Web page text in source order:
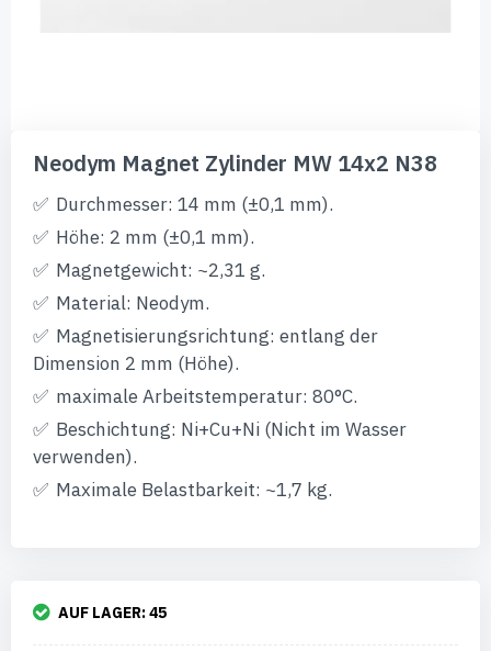
Anfang
Bildgalerie
springen
Neodym Magnet Zylinder MW 14x2 N38
Durchmesser: 14 mm (±0,1 mm).
Höhe: 2 mm (±0,1 mm).
Magnetgewicht: ~2,31 g.
Material: Neodym.
Magnetisierungsrichtung: entlang der
Dimension 2 mm (Höhe).
maximale Arbeitstemperatur: 80°C.
Beschichtung: Ni+Cu+Ni (Nicht im Wasser
verwenden).
Maximale Belastbarkeit: ~1,7 kg.
AUF LAGER:45